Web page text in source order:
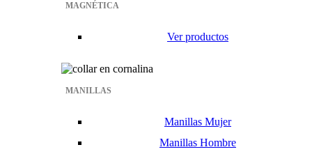
MAGNÉTICA
Ver productos
MANILLAS
Manillas Mujer
Manillas Hombre